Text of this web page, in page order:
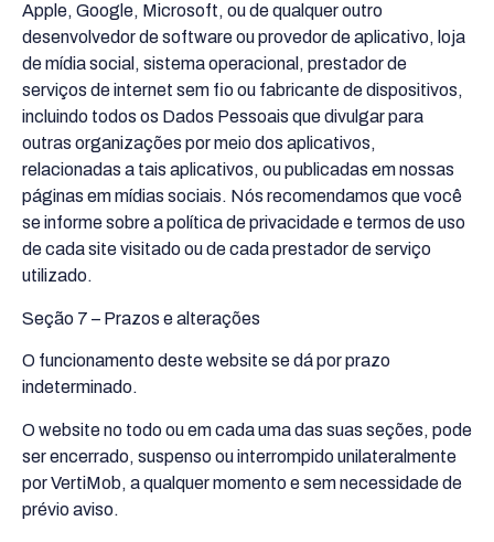
Apple, Google, Microsoft, ou de qualquer outro
desenvolvedor de software ou provedor de aplicativo, loja
de mídia social, sistema operacional, prestador de
serviços de internet sem fio ou fabricante de dispositivos,
incluindo todos os Dados Pessoais que divulgar para
outras organizações por meio dos aplicativos,
relacionadas a tais aplicativos, ou publicadas em nossas
páginas em mídias sociais. Nós recomendamos que você
se informe sobre a política de privacidade e termos de uso
de cada site visitado ou de cada prestador de serviço
utilizado.
Seção 7 – Prazos e alterações
O funcionamento deste website se dá por prazo
indeterminado.
O website no todo ou em cada uma das suas seções, pode
ser encerrado, suspenso ou interrompido unilateralmente
por VertiMob, a qualquer momento e sem necessidade de
prévio aviso.